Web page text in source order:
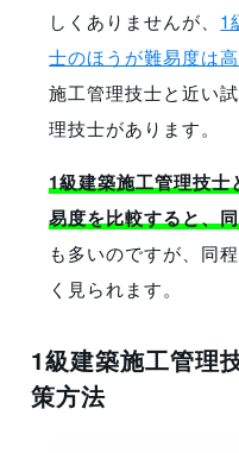
しくありませんが、 1
士のほうが難易度は高
施工管理技士と近い
理技士があります。
1級建築施工管理技
易度を比較すると、
も多いのですが、同
く見られます。
1級建築施工管理
策方法